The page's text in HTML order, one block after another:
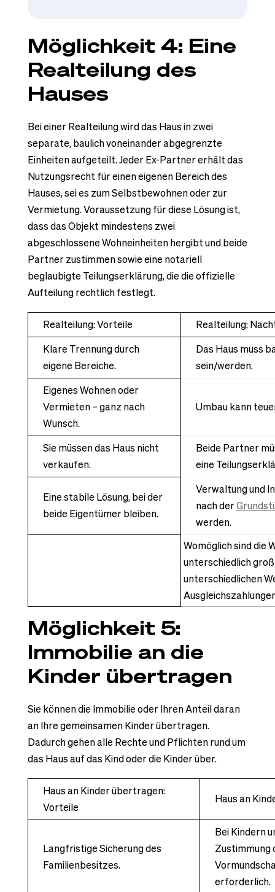
Möglichkeit 4: Eine
Realteilung des
Hauses
Bei einer Realteilung wird das Haus in zwei
separate, baulich voneinander abgegrenzte
Einheiten aufgeteilt. Jeder Ex-Partner erhält das
Nutzungsrecht für einen eigenen Bereich des
Hauses, sei es zum Selbstbewohnen oder zur
Vermietung. Voraussetzung für diese Lösung ist,
dass das Objekt mindestens zwei
abgeschlossene Wohneinheiten hergibt und beide
Partner zustimmen sowie eine notariell
beglaubigte Teilungserklärung, die die offizielle
Aufteilung rechtlich festlegt.
Realteilung: Vorteile
Realteilung:
Klare Trennung durch
eigene Bereiche.
Das Haus muss
sein/werden.
Eigenes Wohnen oder
Vermieten – ganz nach
Wunsch.
Umbau kann
Sie müssen das Haus nicht
verkaufen.
Beide Partner
eine
Eine stabile Lösung, bei der
beide Eigentümer bleiben.
Verwaltung und
nach der
werden.
Womöglich sind die
unterschiedlich
unterschiedlichen
Möglichkeit 5:
Immobilie an die
Kinder übertragen
Sie können die Immobilie oder Ihren Anteil daran
an Ihre gemeinsamen Kinder übertragen.
Dadurch gehen alle Rechte und Pflichten rund um
das Haus auf das Kind oder die Kinder über.
Haus an Kinder übertragen:
Vorteile
Haus an
Langfristige Sicherung des
Familienbesitzes.
Bei Kindern
Zustimmung
erforderlich.